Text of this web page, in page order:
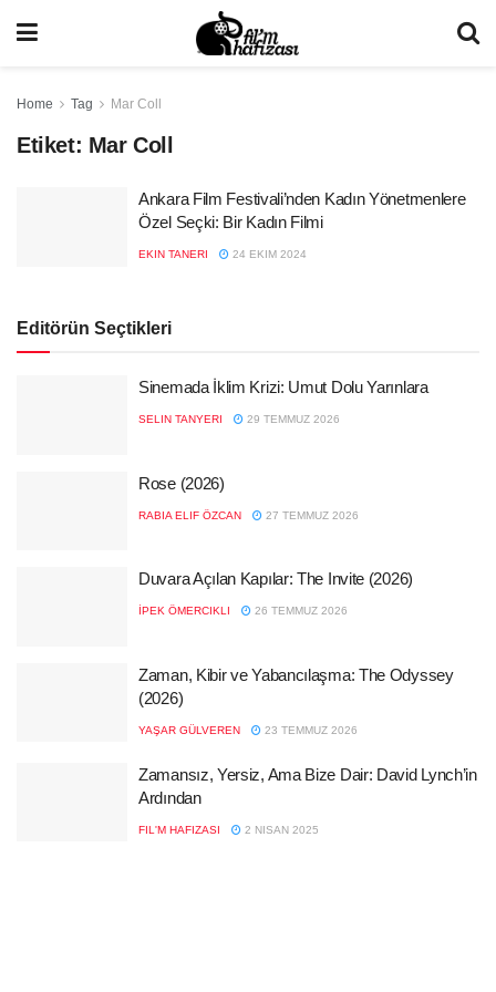
Home Tag Mar Coll
Etiket: Mar Coll
Ankara Film Festivali’nden Kadın Yönetmenlere
Özel Seçki: Bir Kadın Filmi
EKIN TANERI 24 EKIM 2024
Editörün Seçtikleri
Sinemada İklim Krizi: Umut Dolu Yarınlara
SELIN TANYERI 29 TEMMUZ 2026
Rose (2026)
RABIA ELIF ÖZCAN 27 TEMMUZ 2026
Duvara Açılan Kapılar: The Invite (2026)
İPEK ÖMERCIKLI 26 TEMMUZ 2026
Zaman, Kibir ve Yabancılaşma: The Odyssey
(2026)
YAŞAR GÜLVEREN 23 TEMMUZ 2026
Zamansız, Yersiz, Ama Bize Dair: David Lynch’in
Ardından
FIL'M HAFIZASI 2 NISAN 2025